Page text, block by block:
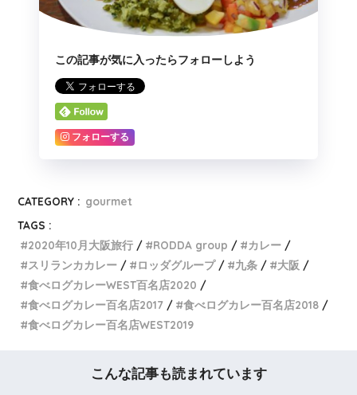
この記事が気に入ったらフォローしよう
フォローする
CATEGORY : gourmet
TAGS :
2020年10月大阪旅行
RODDA group
カレー
スリランカカレー
ロッダグループ 九条
大阪
食べログカレーWEST百名店2020
食べログカレー百名店2017
食べログカレー百名店2018
食べログカレー百名店WEST2019
こんな記事も読まれています